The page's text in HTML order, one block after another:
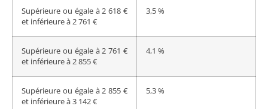
Supérieure ou égale à 2 618 €
et inférieure à 2 761 €
3,5 %
Supérieure ou égale à 2 761 €
et inférieure à 2 855 €
4,1 %
Supérieure ou égale à 2 855 €
et inférieure à 3 142 €
5,3 %